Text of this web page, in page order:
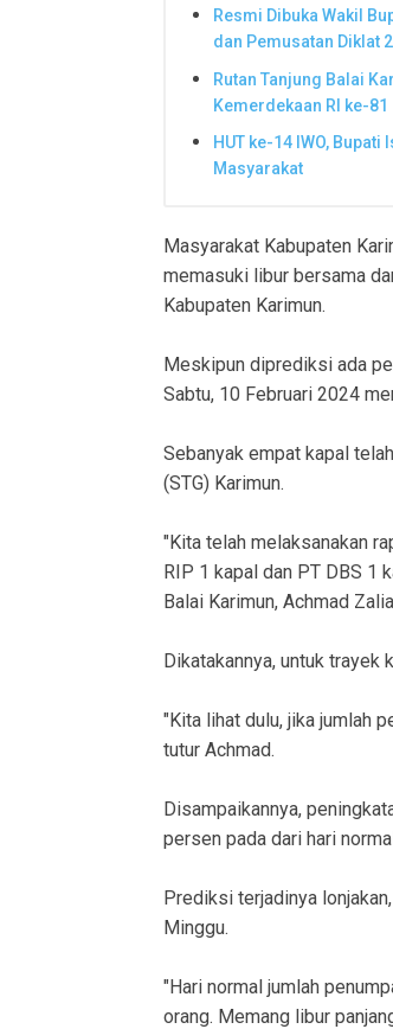
Resmi Dibuka Wakil
dan Pemusatan Diklat
Rutan Tanjung Balai
Kemerdekaan RI ke-81
HUT ke-14 IWO,
Masyarakat
Masyarakat Kabupaten
memasuki libur bersama
Kabupaten Karimun.
Meskipun diprediksi ada
Sabtu, 10 Februari 2024
Sebanyak empat kapal
(STG) Karimun.
"Kita telah melaksanakan
RIP 1 kapal dan PT DBS 1
Balai Karimun, Achmad
Dikatakannya, untuk trayek
"Kita lihat dulu, jika jumlah
tutur Achmad.
Disampaikannya,
persen pada dari hari
Prediksi terjadinya
Minggu.
"Hari normal jumlah
orang. Memang libur